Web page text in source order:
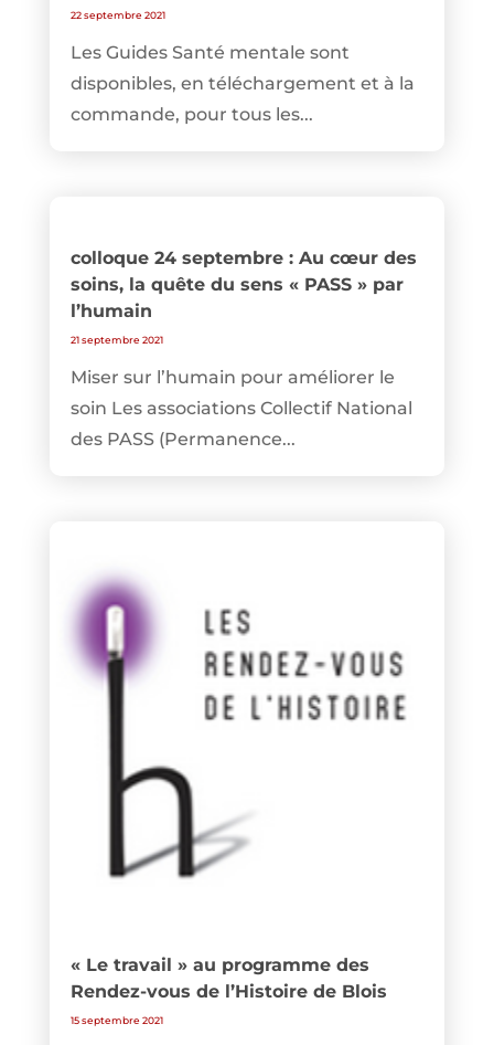
22 septembre 2021
Les Guides Santé mentale sont
disponibles, en téléchargement et à la
commande, pour tous les...
colloque 24 septembre : Au cœur des
soins, la quête du sens « PASS » par
l’humain
21 septembre 2021
Miser sur l’humain pour améliorer le
soin Les associations Collectif National
des PASS (Permanence...
« Le travail » au programme des
Rendez-vous de l’Histoire de Blois
15 septembre 2021